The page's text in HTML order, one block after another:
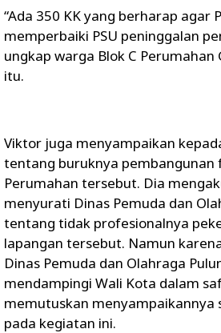
“Ada 350 KK yang berharap agar
memperbaiki PSU peninggalan
ungkap warga Blok C
itu.
Viktor juga menyampaikan
tentang buruknya pembangunan
Perumahan tersebut. Dia
menyurati Dinas Pemuda dan
tentang tidak profesionalnya
lapangan tersebut. Namun
Dinas Pemuda dan Olahraga
mendampingi Wali Kota dalam
memutuskan menyampaikannya
pada kegiatan ini.